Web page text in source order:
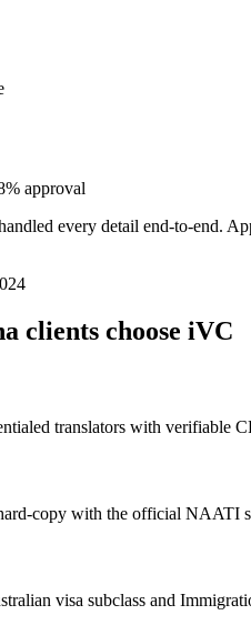
approval
every detail end-to-end.
clients choose iVC
translators with verifiable
copy with the official NAATI
visa subclass and